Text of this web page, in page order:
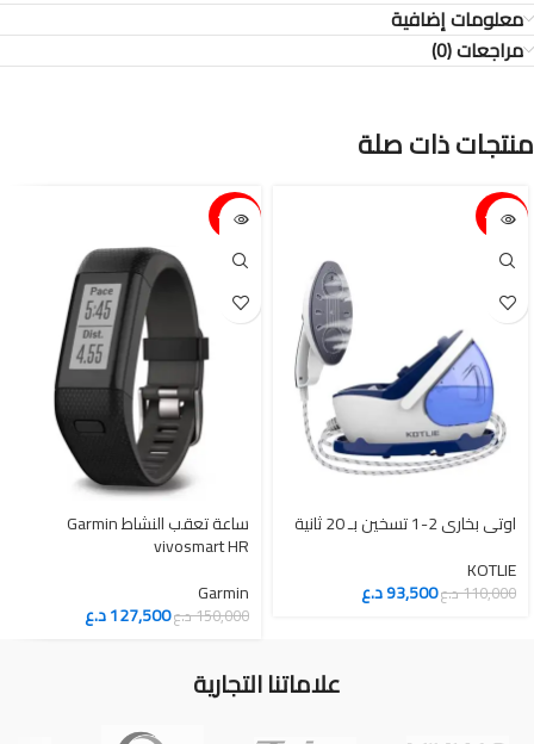
معلومات إضافية
مراجعات (0)
منتجات ذات صلة
15%-
اوتي بخاري 2-1 تسخين بـ 20 ثانية
KOTLIE
110,000د.ع93,500د.ع
15%-
ساعة تعقب النشاط Garmin
vivosmart HR
Garmin
150,000د.ع127,500د.ع
علاماتنا التجارية